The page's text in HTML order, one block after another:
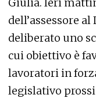
dell’assessore
deliberato uno
cui obiettivo è
lavoratori in
legislativo